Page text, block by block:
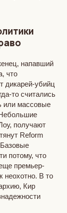
напавший
что
дикарей-убийц
то считались
или массовые
получают
Reform
потому, что
премьер-
неохотно. В то
Кир